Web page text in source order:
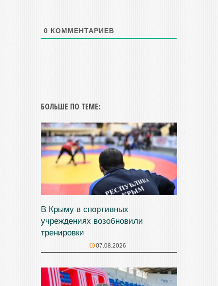
0 КОММЕНТАРИЕВ
БОЛЬШЕ ПО ТЕМЕ:
В Крыму в спортивных
учреждениях возобновили
тренировки
07.08.2026